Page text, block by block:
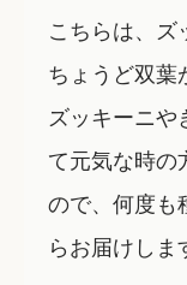
こちらは、ズ
ちょうど双葉
ズッキーニや
て元気な時の
ので、何度も
らお届けしま